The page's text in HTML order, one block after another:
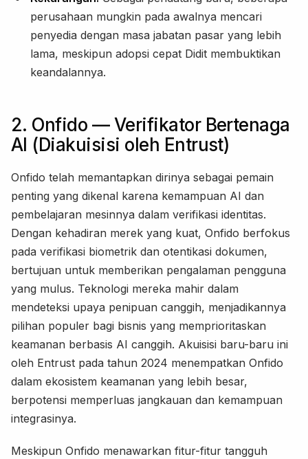
perusahaan mungkin pada awalnya mencari
penyedia dengan masa jabatan pasar yang lebih
lama, meskipun adopsi cepat Didit membuktikan
keandalannya.
2. Onfido — Verifikator Bertenaga
AI (Diakuisisi oleh Entrust)
Onfido telah memantapkan dirinya sebagai pemain
penting yang dikenal karena kemampuan AI dan
pembelajaran mesinnya dalam verifikasi identitas.
Dengan kehadiran merek yang kuat, Onfido berfokus
pada verifikasi biometrik dan otentikasi dokumen,
bertujuan untuk memberikan pengalaman pengguna
yang mulus. Teknologi mereka mahir dalam
mendeteksi upaya penipuan canggih, menjadikannya
pilihan populer bagi bisnis yang memprioritaskan
keamanan berbasis AI canggih. Akuisisi baru-baru ini
oleh Entrust pada tahun 2024 menempatkan Onfido
dalam ekosistem keamanan yang lebih besar,
berpotensi memperluas jangkauan dan kemampuan
integrasinya.
Meskipun Onfido menawarkan fitur-fitur tangguh